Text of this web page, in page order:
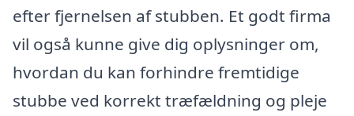
efter fjernelsen af stubben. Et godt firma
vil også kunne give dig oplysninger om,
hvordan du kan forhindre fremtidige
stubbe ved korrekt træfældning og pleje